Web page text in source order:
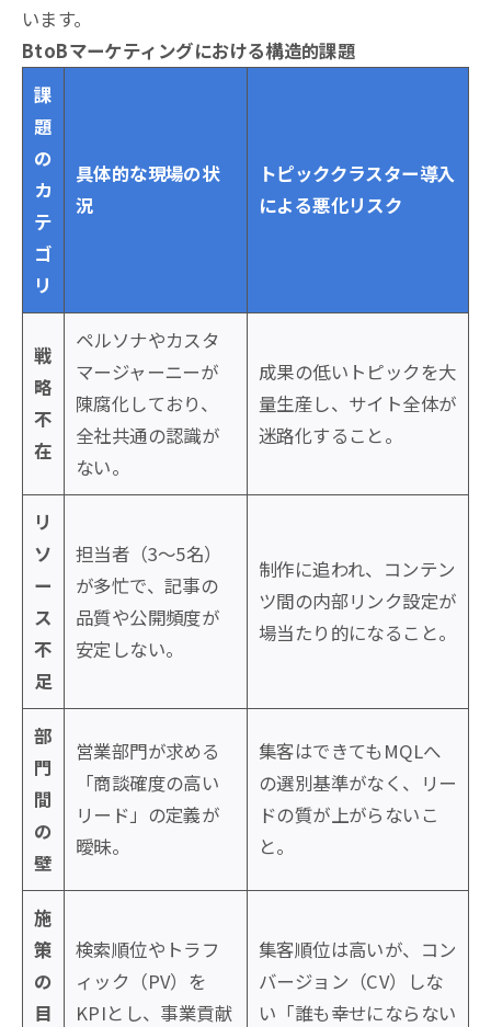
います。
BtoBマーケティングにおける構造的課題
課
題
の
カ
テ
ゴ
リ
具体的な現場の状
況
トピッククラスター導入
による悪化リスク
戦
略
不
在
ペルソナやカスタ
マージャーニーが
陳腐化しており、
全社共通の認識が
ない。
成果の低いトピックを大
量生産し、サイト全体が
迷路化すること。
リ
ソ
ー
ス
不
足
担当者（3〜5名）
が多忙で、記事の
品質や公開頻度が
安定しない。
制作に追われ、コンテン
ツ間の内部リンク設定が
場当たり的になること。
部
門
間
の
壁
営業部門が求める
「商談確度の高い
リード」の定義が
曖昧。
集客はできてもMQLへ
の選別基準がなく、リー
ドの質が上がらないこ
と。
施
策
の
目
検索順位やトラフ
ィック（PV）を
KPIとし、事業貢献
集客順位は高いが、コン
バージョン（CV）しな
い「誰も幸せにならない